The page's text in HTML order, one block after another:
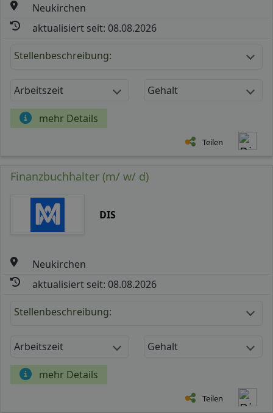
Neukirchen
aktualisiert seit: 08.08.2026
Stellenbeschreibung:
Arbeitszeit Gehalt
mehr Details
Teilen
Finanzbuchhalter (m/ w/ d)
DIS
Neukirchen
aktualisiert seit: 08.08.2026
Stellenbeschreibung:
Arbeitszeit Gehalt
mehr Details
Teilen